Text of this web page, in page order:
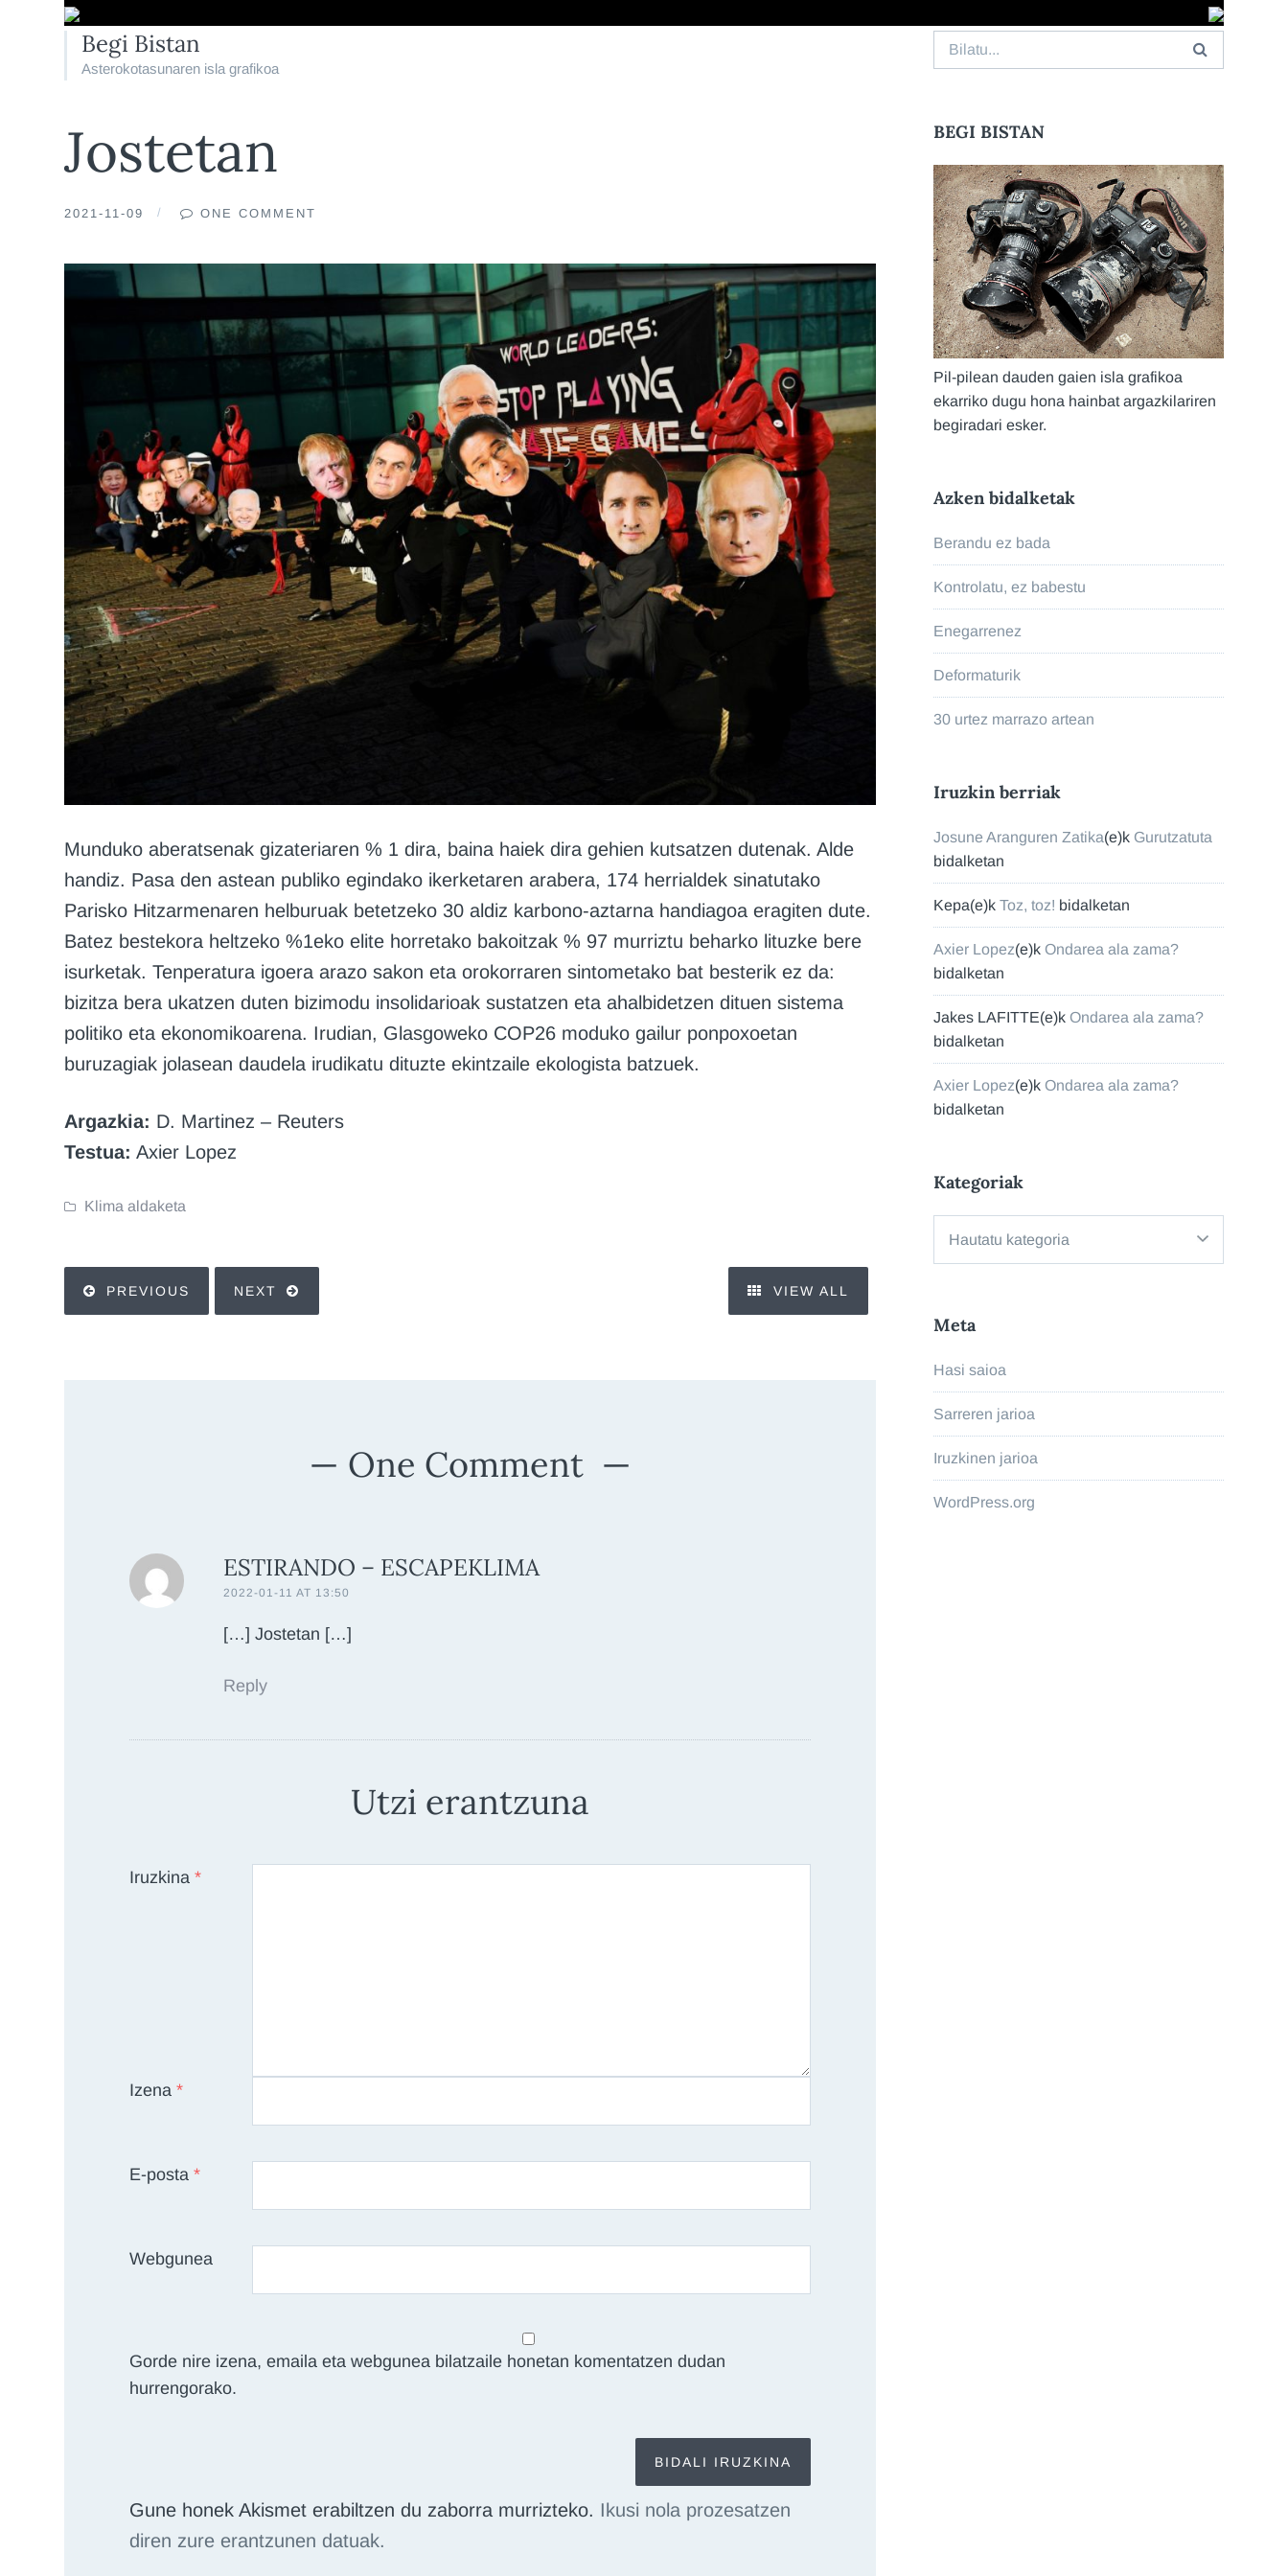
Begi Bistan
Asterokotasunaren isla grafikoa
Search
Jostetan
2021-11-09 ONE COMMENT
Munduko aberatsenak gizateriaren % 1 dira, baina haiek dira gehien kutsatzen dutenak. Alde
handiz. Pasa den astean publiko egindako ikerketaren arabera, 174 herrialdek sinatutako
Parisko Hitzarmenaren helburuak betetzeko 30 aldiz karbono-aztarna handiagoa eragiten dute.
Batez bestekora heltzeko %1eko elite horretako bakoitzak % 97 murriztu beharko lituzke bere
isurketak. Tenperatura igoera arazo sakon eta orokorraren sintometako bat besterik ez da:
bizitza bera ukatzen duten bizimodu insolidarioak sustatzen eta ahalbidetzen dituen sistema
politiko eta ekonomikoarena. Irudian, Glasgoweko COP26 moduko gailur ponpoxoetan
buruzagiak jolasean daudela irudikatu dituzte ekintzaile ekologista batzuek.
Argazkia: D. Martinez – Reuters
Testua: Axier Lopez
Klima aldaketa
PREVIOUS NEXT VIEW ALL
One Comment
ESTIRANDO – ESCAPEKLIMA
2022-01-11 AT 13:50
[…] Jostetan […]
Reply
Utzi erantzuna
Iruzkina *
Izena *
E-posta *
Webgunea
Gorde nire izena, emaila eta webgunea bilatzaile honetan komentatzen dudan
hurrengorako.
Gune honek Akismet erabiltzen du zaborra murrizteko. Ikusi nola prozesatzen
diren zure erantzunen datuak.
BEGI BISTAN
Pil-pilean dauden gaien isla grafikoa
ekarriko dugu hona hainbat argazkilariren
begiradari esker.
Azken bidalketak
Berandu ez bada
Kontrolatu, ez babestu
Enegarrenez
Deformaturik
30 urtez marrazo artean
Iruzkin berriak
Josune Aranguren Zatika(e)k Gurutzatuta
bidalketan
Kepa(e)kToz, toz! bidalketan
Axier Lopez(e)kOndarea ala zama?
bidalketan
Jakes LAFITTE(e)kOndarea ala zama?
bidalketan
Axier Lopez(e)kOndarea ala zama?
bidalketan
Kategoriak
Meta
Hasi saioa
Sarreren jarioa
Iruzkinen jarioa
WordPress.org